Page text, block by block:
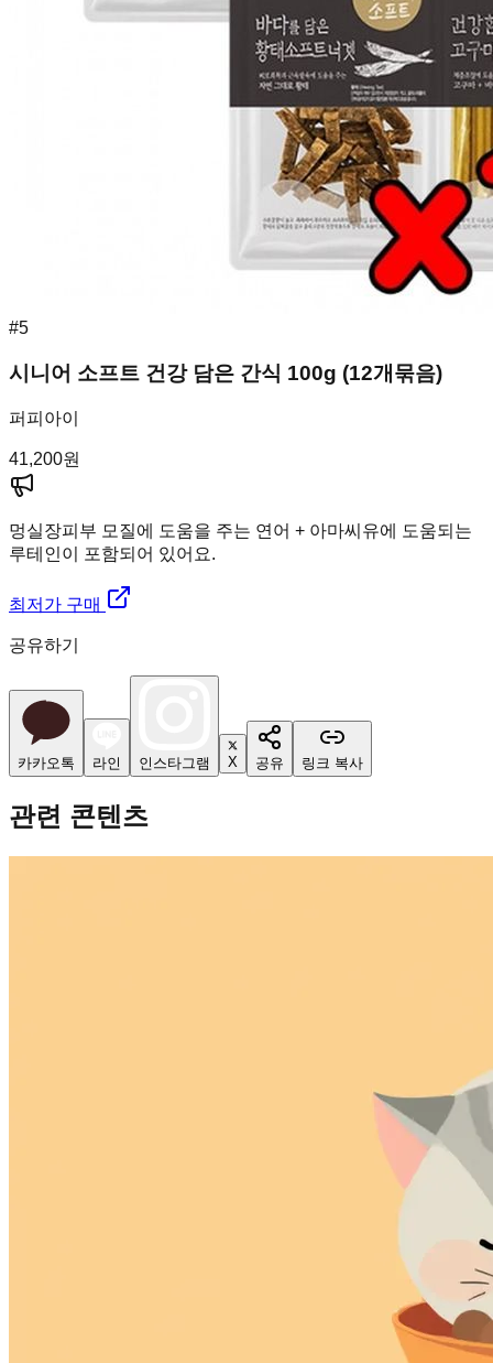
#5
시니어 소프트 건강 담은 간식 100g (12개묶음)
퍼피아이
41,200원
멍실장피부 모질에 도움을 주는 연어 + 아마씨유에 도움되는
루테인이 포함되어 있어요.
최저가 구매
공유하기
카카오톡 라인 인스타그램 X 공유 링크 복사
관련 콘텐츠